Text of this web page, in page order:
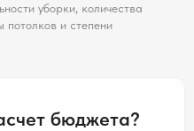
уборки, количества
потолков и степени
бюджета?